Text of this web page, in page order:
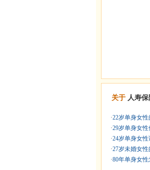
关于 人寿保
·22岁单身女性
·29岁单身女
·24岁单身女性
·27岁未婚女性
·80年单身女性